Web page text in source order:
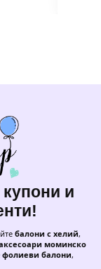
и
балони с хелий,
моминско
фолиеви балони,